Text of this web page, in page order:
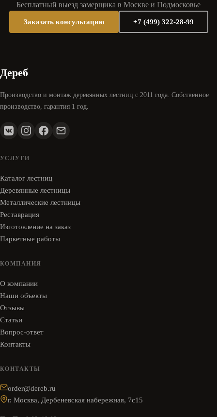
Бесплатный выезд замерщика в Москве и Подмосковье
Заказать консультацию +7 (499) 322-28-99
Дереб
Производство и монтаж деревянных лестниц с 2011 года. Собственное
производство, гарантия 1 год.
УСЛУГИ
Каталог лестниц
Деревянные лестницы
Металлические лестницы
Реставрация
Изготовление на заказ
Паркетные работы
КОМПАНИЯ
О компании
Наши объекты
Отзывы
Статьи
Вопрос-ответ
Контакты
КОНТАКТЫ
order@dereb.ru
г. Москва, Дербеневская набережная, 7с15